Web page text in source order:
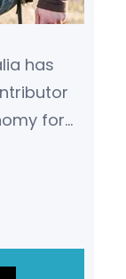
has
for
in